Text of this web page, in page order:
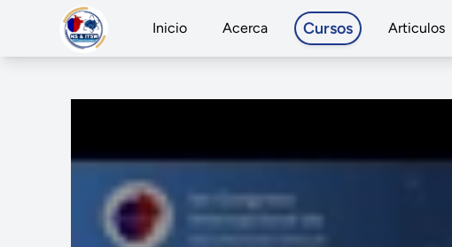
Inicio Acerca Cursos Articulos